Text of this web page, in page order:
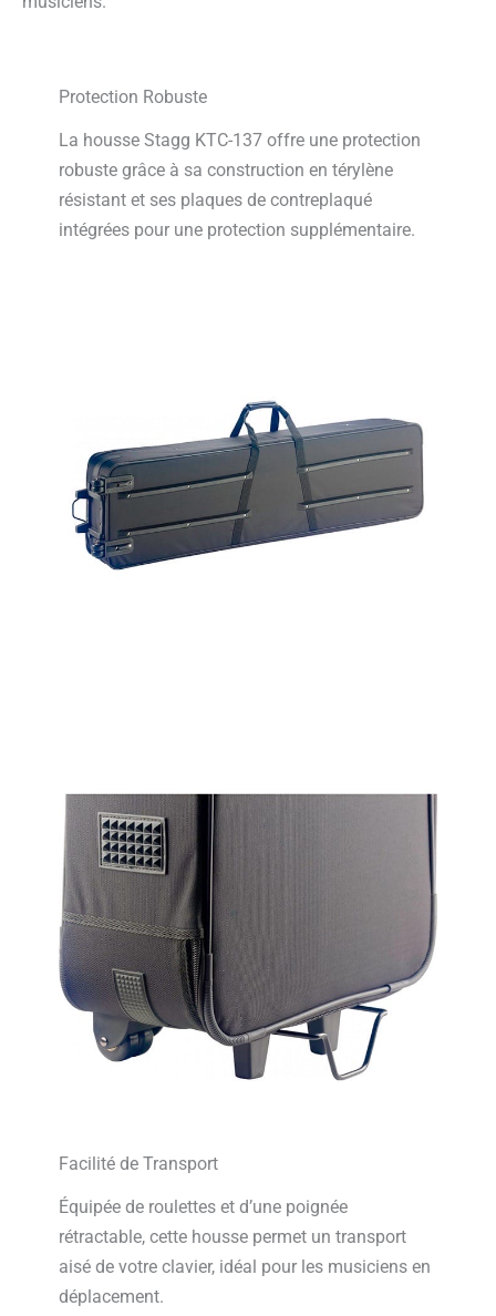
Protection Robuste
La housse Stagg KTC-137 offre une protection
robuste grâce à sa construction en térylène
résistant et ses plaques de contreplaqué
intégrées pour une protection supplémentaire.
Facilité de Transport
Équipée de roulettes et d’une poignée
rétractable, cette housse permet un transport
aisé de votre clavier, idéal pour les musiciens en
déplacement.